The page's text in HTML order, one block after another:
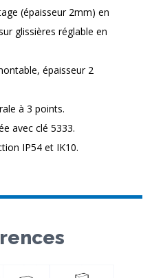
(épaisseur 2mm) en
glissières réglable en
épaisseur 2
à 3 points.
avec clé 5333.
IP54 et IK10.